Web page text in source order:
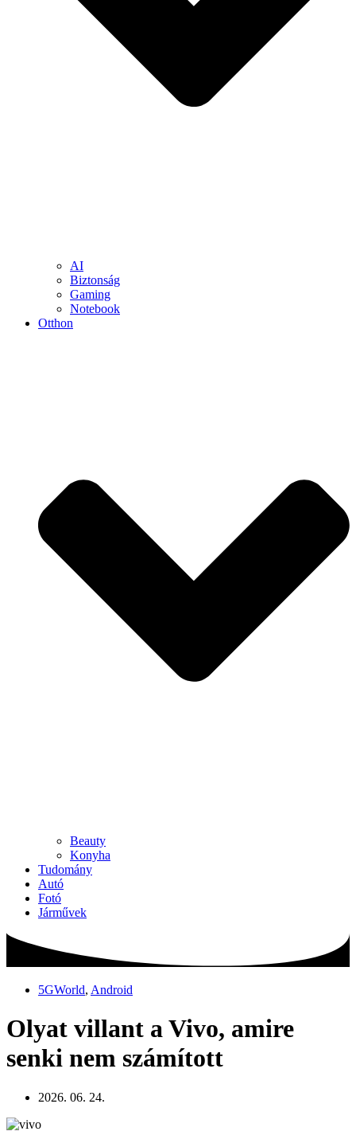
AI
Biztonság
Gaming
Notebook
Otthon
Beauty
Konyha
Tudomány
Autó
Fotó
Járművek
5GWorld, Android
Olyat villant a Vivo, amire
senki nem számított
2026. 06. 24.